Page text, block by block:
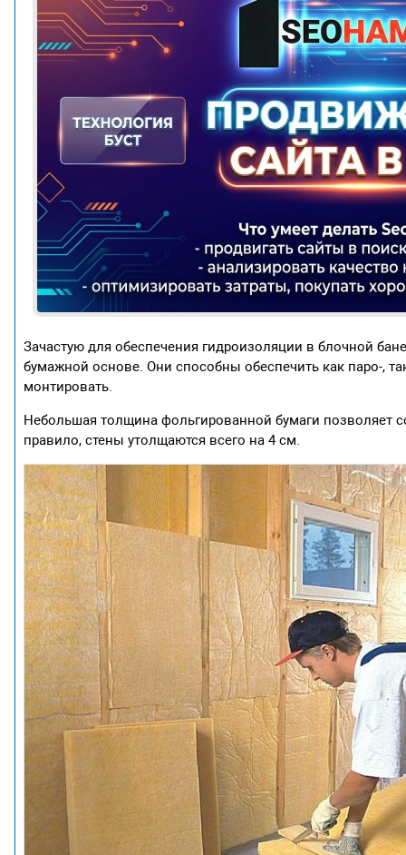
Зачастую для обеспечения гидроизоляции в блочной
бумажной основе. Они способны обеспечить как паро-,
монтировать.
Небольшая толщина фольгированной бумаги позволяет
правило, стены утолщаются всего на 4 см.